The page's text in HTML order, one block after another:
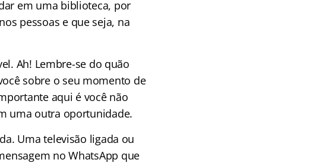
em uma biblioteca, por
pessoas e que seja, na
Ah! Lembre-se do quão
sobre o seu momento de
aqui é você não
uma outra oportunidade.
Uma televisão ligada ou
no WhatsApp que